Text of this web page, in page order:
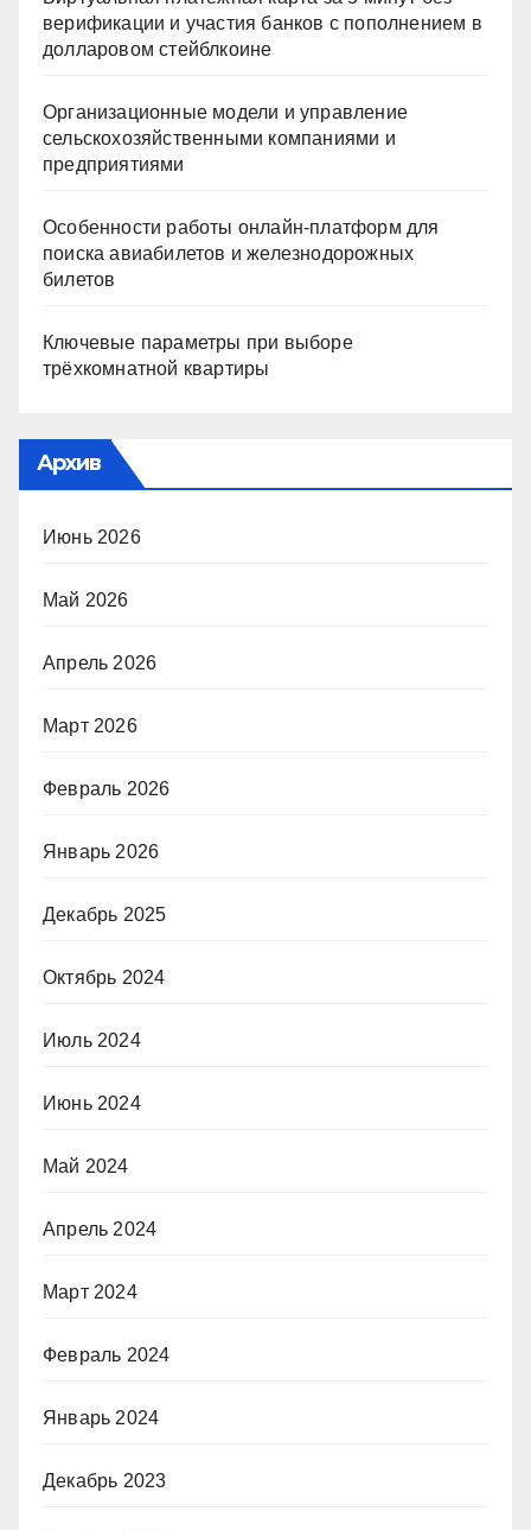
верификации и участия банков с пополнением в
долларовом стейблкоине
Организационные модели и управление
сельскохозяйственными компаниями и
предприятиями
Особенности работы онлайн-платформ для
поиска авиабилетов и железнодорожных
билетов
Ключевые параметры при выборе
трёхкомнатной квартиры
Архив
Июнь 2026
Май 2026
Апрель 2026
Март 2026
Февраль 2026
Январь 2026
Декабрь 2025
Октябрь 2024
Июль 2024
Июнь 2024
Май 2024
Апрель 2024
Март 2024
Февраль 2024
Январь 2024
Декабрь 2023